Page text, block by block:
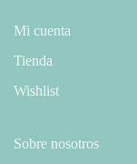
Mi cuenta
Tienda
Wishlist
Sobre nosotros